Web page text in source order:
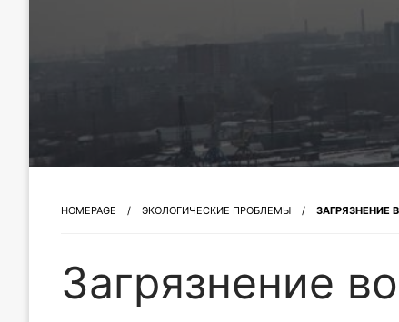
HOMEPAGE ЭКОЛОГИЧЕСКИЕ ПРОБЛЕМЫ ЗАГРЯЗНЕНИЕ
Загрязнение